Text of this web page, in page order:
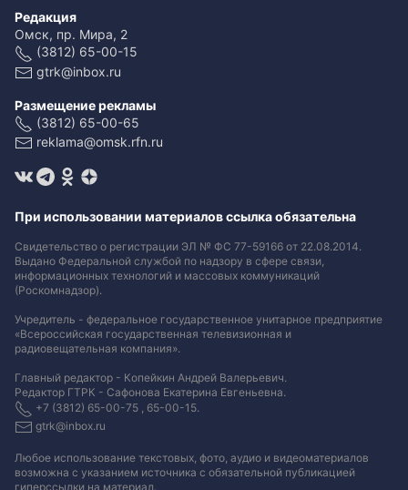
Редакция
Омск, пр. Мира, 2
(3812) 65-00-15
gtrk@inbox.ru
Размещение рекламы
(3812) 65-00-65
reklama@omsk.rfn.ru
При использовании материалов ссылка обязательна
Свидетельство о регистрации ЭЛ № ФС 77-59166 от 22.08.2014.
Выдано Федеральной службой по надзору в сфере связи,
информационных технологий и массовых коммуникаций
(Роскомнадзор).
Учредитель - федеральное государственное унитарное предприятие
«Всероссийская государственная телевизионная и
радиовещательная компания».
Главный редактор - Копейкин Андрей Валерьевич.
Редактор ГТРК - Сафонова Екатерина Евгеньевна.
+7 (3812) 65-00-75 , 65-00-15.
gtrk@inbox.ru
Любое использование текстовых, фото, аудио и видеоматериалов
возможна с указанием источника с обязательной публикацией
гиперссылки на материал.